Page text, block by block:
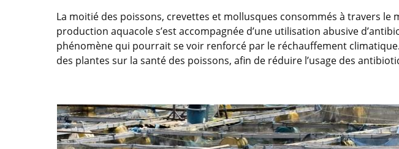
La moitié des poissons, crevettes et mollusques consommés à travers le
production aquacole s’est accompagnée d’une utilisation abusive
phénomène qui pourrait se voir renforcé par le réchauffement
des plantes sur la santé des poissons, afin de réduire l’usage des